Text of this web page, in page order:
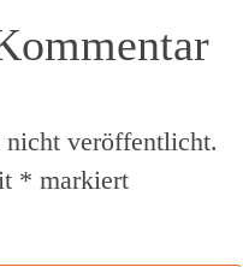
veröffentlicht.
* markiert